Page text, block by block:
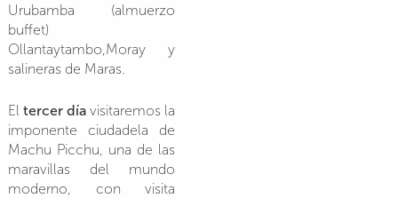
Urubamba (almuerzo
buffet)
Ollantaytambo,Moray y
salineras de Maras.
El tercer día visitaremos la
imponente ciudadela de
Machu Picchu, una de las
maravillas del mundo
moderno, con visita